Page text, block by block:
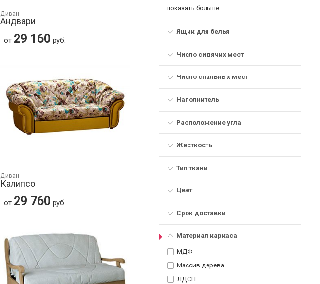
показать больше
Ящик для белья
Число сидячих мест
Число спальных мест
Наполнитель
Расположение угла
Жесткость
Тип ткани
Цвет
Срок доставки
Материал каркаса
МДФ
Массив дерева
ЛДСП
Диван
Андвари
от 29 160 руб.
Диван
Калипсо
от 29 760 руб.